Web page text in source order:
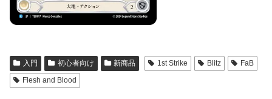
入門 初心者向け 新商品 1st Strike Blitz
FaB
Flesh and Blood